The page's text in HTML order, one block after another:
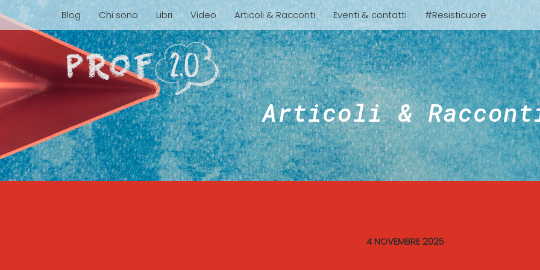
Blog Chi sono Libri Video Articoli & Racconti Eventi & contatti #Resisticuore
Articoli &
4 NOVEMBRE 2025